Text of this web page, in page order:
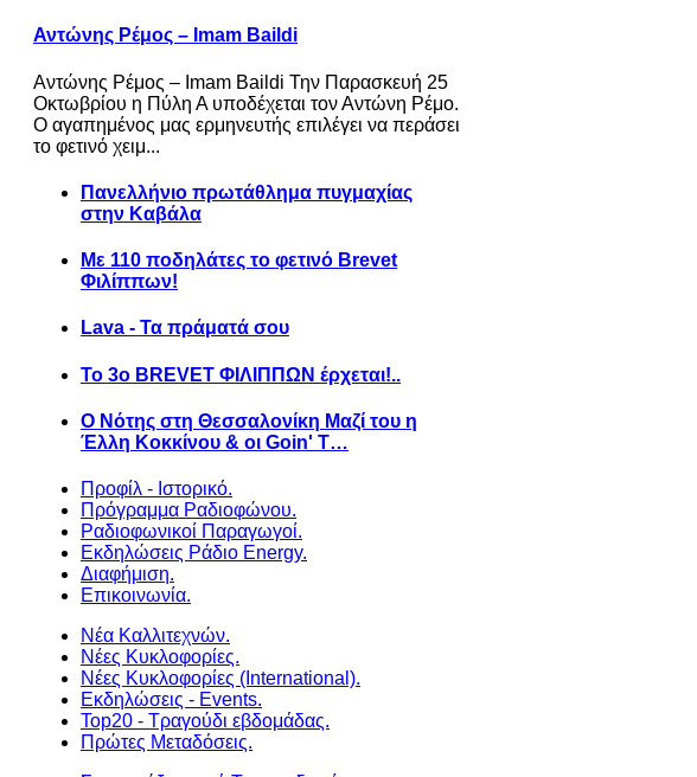
Αντώνης Ρέμος – Imam Baildi
Αντώνης Ρέμος – Imam Baildi Την Παρασκευή 25
Οκτωβρίου η Πύλη Α υποδέχεται τον Αντώνη Ρέμο.
Ο αγαπημένος μας ερμηνευτής επιλέγει να περάσει
το φετινό χειμ...
Πανελλήνιο πρωτάθλημα πυγμαχίας
στην Καβάλα
Με 110 ποδηλάτες το φετινό Brevet
Φιλίππων!
Lava - Τα πράματά σου
Το 3ο BREVET ΦΙΛΙΠΠΩΝ έρχεται!..
Ο Νότης στη Θεσσαλονίκη Μαζί του η
Έλλη Κοκκίνου & οι Goin' T…
Προφίλ - Ιστορικό.
Πρόγραμμα Ραδιοφώνου.
Ραδιοφωνικοί Παραγωγοί.
Εκδηλώσεις Ράδιο Energy.
Διαφήμιση.
Επικοινωνία.
Νέα Καλλιτεχνών.
Νέες Κυκλοφορίες.
Νέες Κυκλοφορίες (International).
Εκδηλώσεις - Events.
Top20 - Τραγούδι εβδομάδας.
Πρώτες Μεταδόσεις.